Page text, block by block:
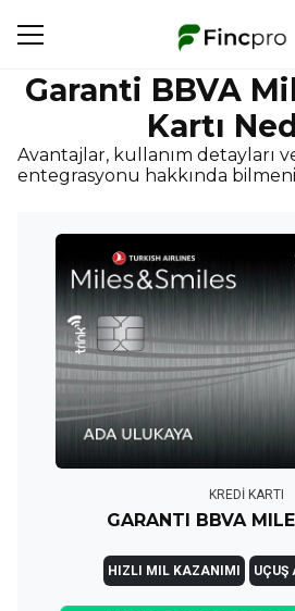
Garanti BBVA
Kartı
Avantajlar, kullanım detayları
entegrasyonu hakkında
KREDİ KARTI
GARANTI BBVA
HIZLI MIL KAZANIMI UÇUŞ